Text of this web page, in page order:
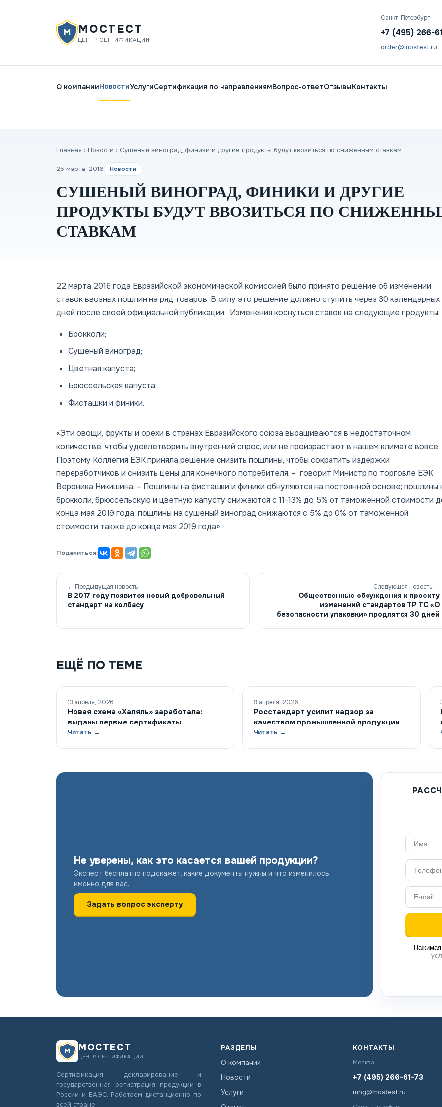
МОСТЕСТ
ЦЕНТР СЕРТИФИКАЦИИ
Санкт-Петербург
+7 (495) 266-
order@mostest.ru
О компанииНовостиУслугиСертификация по направлениямВопрос-ответОтзывыКонтакты
Главная › Новости › Сушеный виноград, финики и другие продукты будут ввозиться по сниженным ставкам
25 марта, 2016 Новости
СУШЕНЫЙ ВИНОГРАД, ФИНИКИ И ДРУГИЕ
ПРОДУКТЫ БУДУТ ВВОЗИТЬСЯ ПО
СТАВКАМ
22 марта 2016 года Евразийской экономической комиссией было принято решение об изменении
ставок ввозных пошлин на ряд товаров. В силу это решение должно ступить через 30 календарных
дней после своей официальной публикации. Изменения коснуться ставок на следующие продукты:
Брокколи;
Сушеный виноград;
Цветная капуста;
Брюссельская капуста;
Фисташки и финики.
«Эти овощи, фрукты и орехи в странах Евразийского союза выращиваются в недостаточном
количестве, чтобы удовлетворить внутренний спрос, или не произрастают в нашем климате вовсе.
Поэтому Коллегия ЕЭК приняла решение снизить пошлины, чтобы сократить издержки
переработчиков и снизить цены для конечного потребителя, – говорит Министр по торговле ЕЭК
Вероника Никишина. – Пошлины на фисташки и финики обнуляются на постоянной основе; пошлины
брокколи, брюссельскую и цветную капусту снижаются с 11-13% до 5% от таможенной стоимости
конца мая 2019 года, пошлины на сушеный виноград снижаются с 5% до 0% от таможенной
стоимости также до конца мая 2019 года».
Поделиться:
← Предыдущая новость
В 2017 году появится новый добровольный
стандарт на колбасу
Следующая новость →
Общественные обсуждения к проекту
изменений стандартов ТР ТС «О
безопасности упаковки» продлятся 30 дней
ЕЩЁ ПО ТЕМЕ
13 апреля, 2026
Новая схема «Халяль» заработала:
выданы первые сертификаты
Читать →
9 апреля, 2026
Росстандарт усилит надзор за
качеством промышленной продукции
Читать →
Не уверены, как это касается вашей продукции?
Эксперт бесплатно подскажет, какие документы нужны и что изменилось
именно для вас.
Задать вопрос эксперту
Нажимая
МОСТЕСТ
ЦЕНТР СЕРТИФИКАЦИИ
Сертификация, декларирование и
государственная регистрация продукции в
России и ЕАЭС. Работаем дистанционно по
всей стране.
РАЗДЕЛЫ
О компании
Новости
Услуги
КОНТАКТЫ
Москва
+7 (495) 266-61-73
mng@mostest.ru